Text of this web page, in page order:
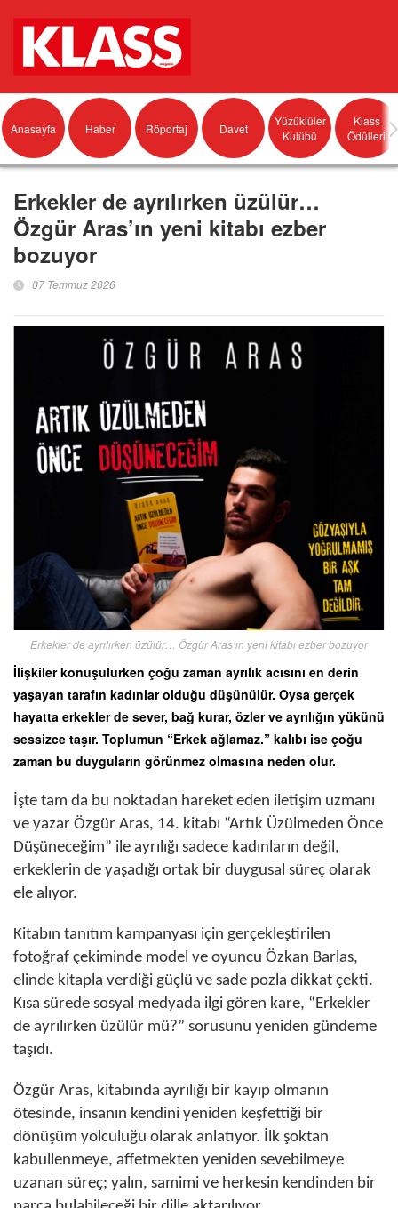
Anasayfa Haber Röportaj Davet
Yüzüklüler
Kulübü
Klass
Ödülleri
Erkekler de ayrılırken üzülür…
Özgür Aras’ın yeni kitabı ezber
bozuyor
07 Temmuz 2026
Erkekler de ayrılırken üzülür… Özgür Aras’ın yeni kitabı ezber bozuyor
İlişkiler konuşulurken çoğu zaman ayrılık acısını en derin
yaşayan tarafın kadınlar olduğu düşünülür. Oysa gerçek
hayatta erkekler de sever, bağ kurar, özler ve ayrılığın yükünü
sessizce taşır. Toplumun “Erkek ağlamaz.” kalıbı ise çoğu
zaman bu duyguların görünmez olmasına neden olur.
İşte tam da bu noktadan hareket eden iletişim uzmanı
ve yazar Özgür Aras, 14. kitabı “Artık Üzülmeden Önce
Düşüneceğim” ile ayrılığı sadece kadınların değil,
erkeklerin de yaşadığı ortak bir duygusal süreç olarak
ele alıyor.
Kitabın tanıtım kampanyası için gerçekleştirilen
fotoğraf çekiminde model ve oyuncu Özkan Barlas,
elinde kitapla verdiği güçlü ve sade pozla dikkat çekti.
Kısa sürede sosyal medyada ilgi gören kare, “Erkekler
de ayrılırken üzülür mü?” sorusunu yeniden gündeme
taşıdı.
Özgür Aras, kitabında ayrılığı bir kayıp olmanın
ötesinde, insanın kendini yeniden keşfettiği bir
dönüşüm yolculuğu olarak anlatıyor. İlk şoktan
kabullenmeye, affetmekten yeniden sevebilmeye
uzanan süreç; yalın, samimi ve herkesin kendinden bir